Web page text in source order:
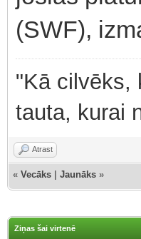
(SWF),
"Kā cilvēks,
tauta, kurai
Atrast
« Vecāks Jaunāks »
Ziņas šai virtenē